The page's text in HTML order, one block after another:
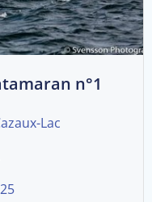
n°1
Lac